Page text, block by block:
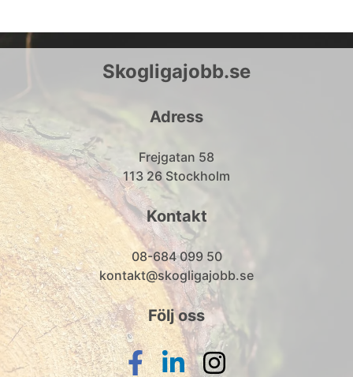
Skogligajobb.se
Adress
Frejgatan 58
113 26 Stockholm
Kontakt
08-684 099 50
kontakt@skogligajobb.se
Följ oss